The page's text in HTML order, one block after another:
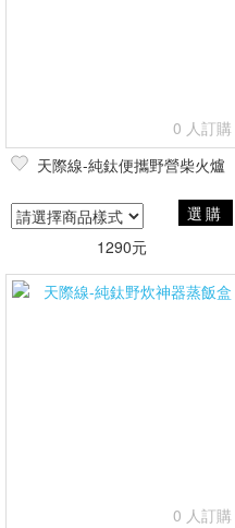
0 人訂購
天際線-純鈦便攜野營柴火爐
選購
1290元
0 人訂購